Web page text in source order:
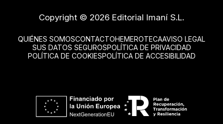
Copyright © 2026 Editorial Imaní S.L.
QUIÉNES SOMOSCONTACTOHEMEROTECAAVISO LEGAL
SUS DATOS SEGUROSPOLÍTICA DE PRIVACIDAD
POLÍTICA DE COOKIESPOLÍTICA DE ACCESIBILIDAD